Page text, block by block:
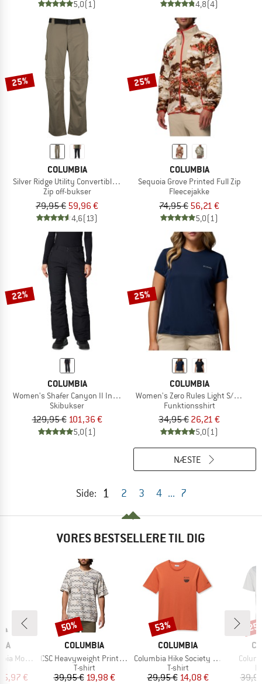
5,0(1) 4,8(4)
25%
COLUMBIA
Silver Ridge Utility Convertible Pant
Zip off-bukser
79,95 € 59,96 €
4,6(13)
25%
COLUMBIA
Sequoia Grove Printed Full Zip
Fleecejakke
74,95 € 56,21 €
5,0(1)
22%
COLUMBIA
Women's Shafer Canyon II Insulated Pant
Skibukser
129,95 € 101,36 €
5,0(1)
25%
COLUMBIA
Women's Zero Rules Light S/S Crew
Funktionsshirt
34,95 € 26,21 €
5,0(1)
Side: 1 2 3 4 ... 7
NÆSTE
VORES BESTSELLERE TIL DIG
Legging
pris
€
MÆRKE
COLUMBIA
Artikel
CSC Heavyweight Printed Tee
Produktgruppe
T-shirt
Pris
39,95 €Nedsat pris
19,98 €
Rabat
50%
MÆRKE
COLUMBIA
Artikel
Columbia Hike Society S/S Tee
Produktgruppe
T-shirt
Pris
29,95 €Nedsat pris
14,08 €
Rabat
53%
Artikel